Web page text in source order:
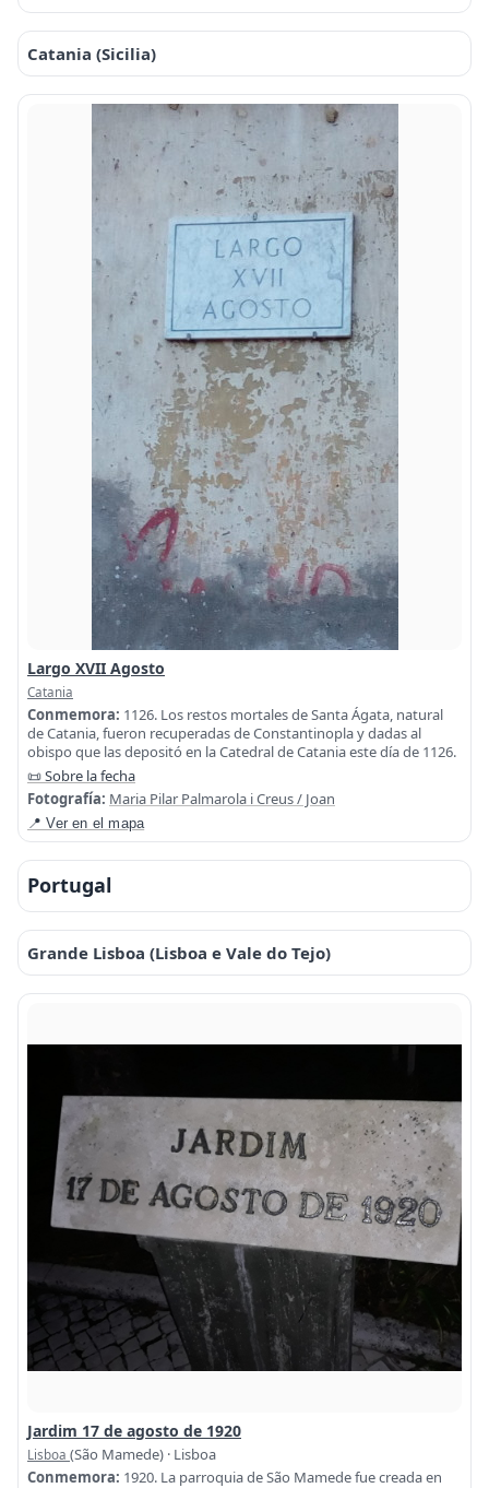
Catania (Sicilia)
Largo XVII Agosto
Catania
Conmemora: 1126. Los restos mortales de Santa Ágata, natural
de Catania, fueron recuperadas de Constantinopla y dadas al
obispo que las depositó en la Catedral de Catania este día de 1126.
📜 Sobre la fecha
Fotografía: Maria Pilar Palmarola i Creus / Joan
📍 Ver en el mapa
Portugal
Grande Lisboa (Lisboa e Vale do Tejo)
Jardim 17 de agosto de 1920
Lisboa (São Mamede) · Lisboa
Conmemora: 1920. La parroquia de São Mamede fue creada en